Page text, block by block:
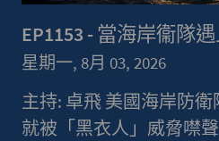
EP1153 - 當海岸衞隊
星期一, 8月 03, 2026
主持: 卓飛 美國海岸防衛
就被「黑衣人」威脅噤